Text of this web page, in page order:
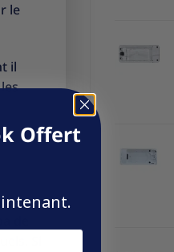
le
il
de
Si
Offert